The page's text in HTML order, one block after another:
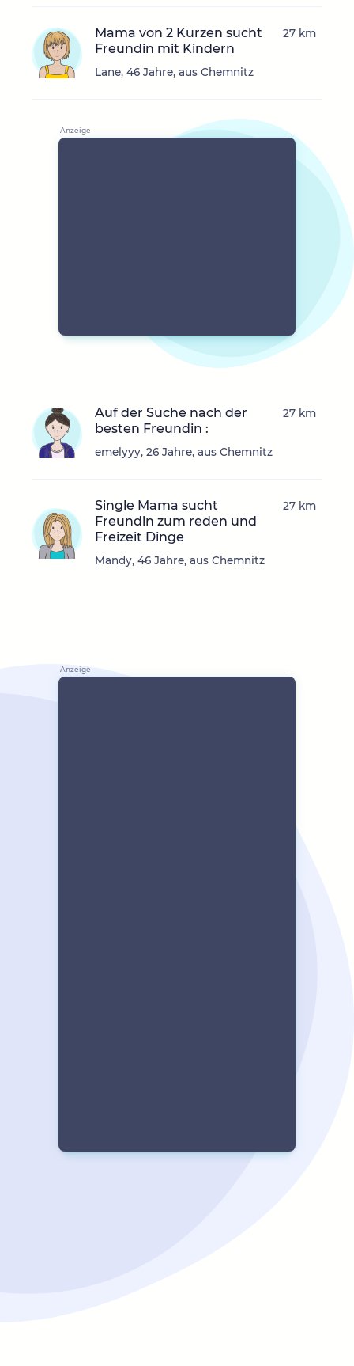
Mama von 2 Kurzen sucht
Freundin mit Kindern
Lane, 46 Jahre, aus Chemnitz
27 km
Auf der Suche nach der
besten Freundin :
emelyyy, 26 Jahre, aus Chemnitz
27 km
Single Mama sucht
Freundin zum reden und
Freizeit Dinge
Mandy, 46 Jahre, aus Chemnitz
27 km